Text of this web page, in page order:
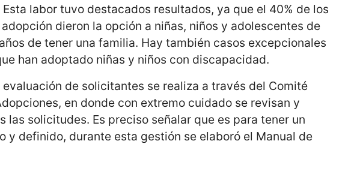
labor tuvo destacados resultados, ya que el 40% de los
dieron la opción a niñas, niños y adolescentes de
de tener una familia. Hay también casos excepcionales
han adoptado niñas y niños con discapacidad.
evaluación de solicitantes se realiza a través del Comité
en donde con extremo cuidado se revisan y
las solicitudes. Es preciso señalar que es para tener un
y definido, durante esta gestión se elaboró el Manual de